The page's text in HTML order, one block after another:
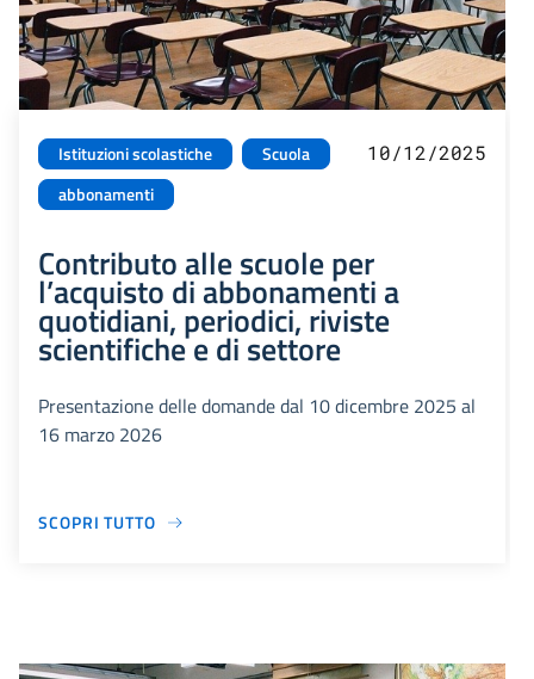
Istituzioni scolastiche
Scuola
abbonamenti
10/12/2025
Contributo alle scuole per
l’acquisto di abbonamenti a
quotidiani, periodici, riviste
scientifiche e di settore
Presentazione delle domande dal 10 dicembre 2025 al
16 marzo 2026
SCOPRI TUTTO